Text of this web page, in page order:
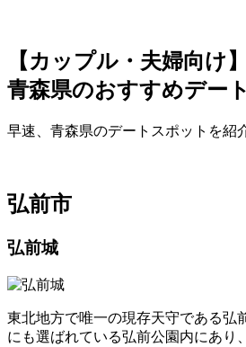
【カップル・夫婦向け
青森県のおすすめデー
早速、青森県のデートスポットを紹
弘前市
弘前城
東北地方で唯一の現存天守である弘
にも選ばれている弘前公園内にあり